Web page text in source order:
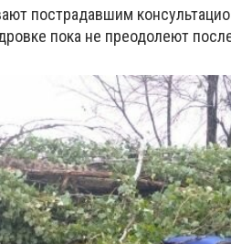
пострадавшим
пока не преодолеют